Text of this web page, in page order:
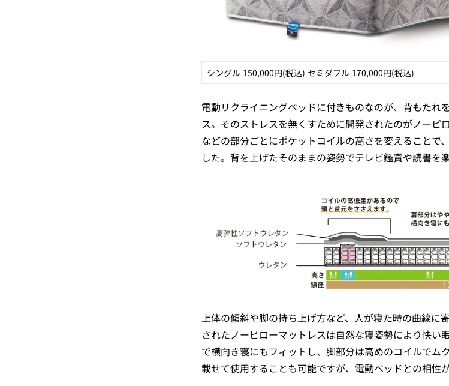
シングル 150,000円(税込) セミダブル 170,000円(税込)
電動リクライニングベッドに付きものなのが、背もたれ
ス。そのストレスを無くすために開発されたのがノーピ
などの部分ごとにポケットコイルの高さを変えることで
した。背を上げたそのままの姿勢でテレビ鑑賞や読書を楽
上体の傾斜や脚の持ち上げ方など、人が寝た時の曲線に
されたノーピローマットレスは自然な寝姿勢により快い
で横向き寝にもフィットし、脚部分は高めのコイルでム
載せて使用することも可能ですが、電動ベッドとの相性